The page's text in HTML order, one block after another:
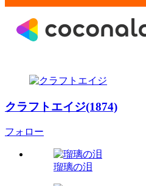
クラフトエイジ(1874)
フォロー
瑠璃の泪